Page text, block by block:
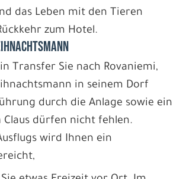
das Leben mit den Tieren
zum Hotel.
Transfer Sie nach Rovaniemi,
in seinem Dorf
durch die Anlage sowie ein
Claus dürfen nicht fehlen.
wird Ihnen ein